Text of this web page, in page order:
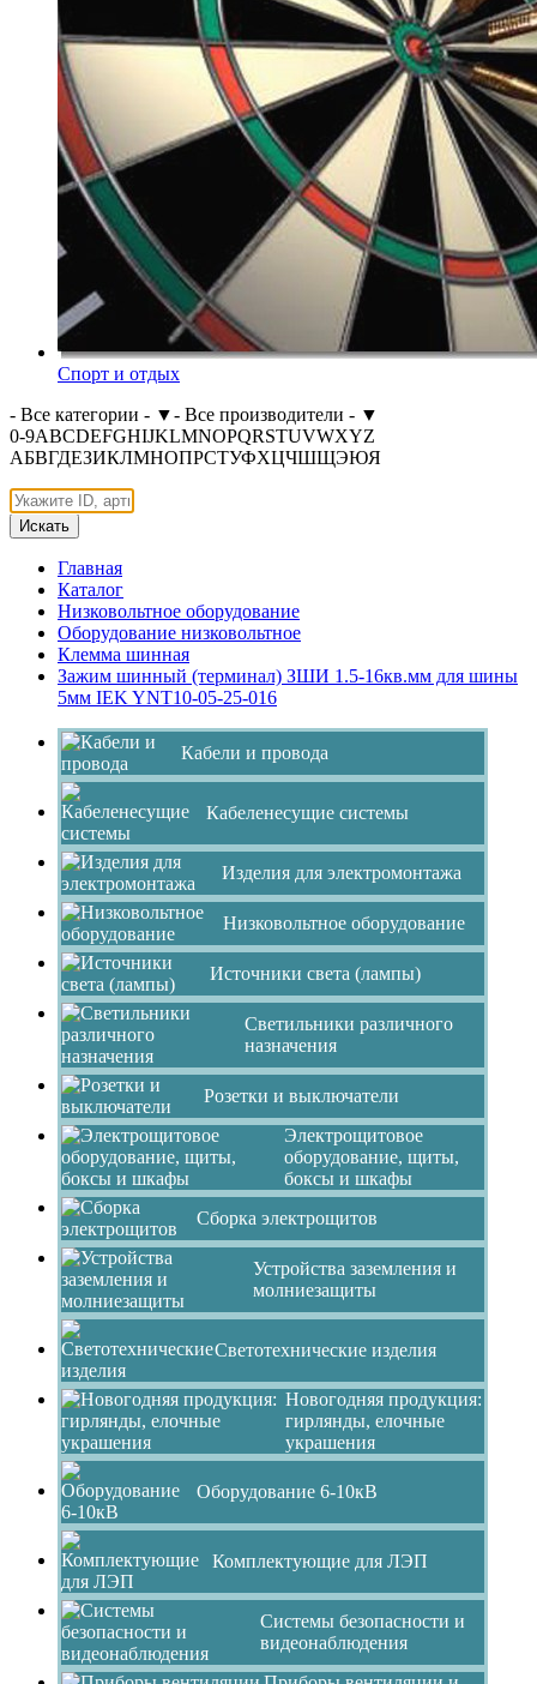
Спорт и отдых
- Все категории - ▼- Все производители - ▼
0-9ABCDEFGHIJKLMNOPQRSTUVWXYZ
АБВГДЕЗИКЛМНОПРСТУФХЦЧШЩЭЮЯ
Искать
Главная
Каталог
Низковольтное оборудование
Оборудование низковольтное
Клемма шинная
Зажим шинный (терминал) ЗШИ 1.5-16кв.мм для шины
5мм IEK YNT10-05-25-016
Кабели и провода
Кабеленесущие системы
Изделия для электромонтажа
Низковольтное оборудование
Источники света (лампы)
Светильники различного
назначения
Розетки и выключатели
Электрощитовое
оборудование, щиты,
боксы и шкафы
Сборка электрощитов
Устройства заземления и
молниезащиты
Светотехнические изделия
Новогодняя продукция:
гирлянды, елочные
украшения
Оборудование 6-10кВ
Комплектующие для ЛЭП
Системы безопасности и
видеонаблюдения